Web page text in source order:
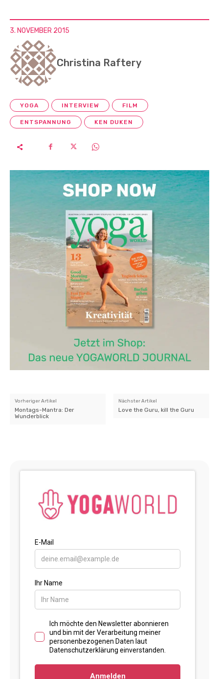
3. NOVEMBER 2015
Christina Raftery
YOGA INTERVIEW FILM
ENTSPANNUNG KEN DUKEN
Vorheriger Artikel
Montags-Mantra: Der
Wunderblick
Nächster Artikel
Love the Guru, kill the Guru